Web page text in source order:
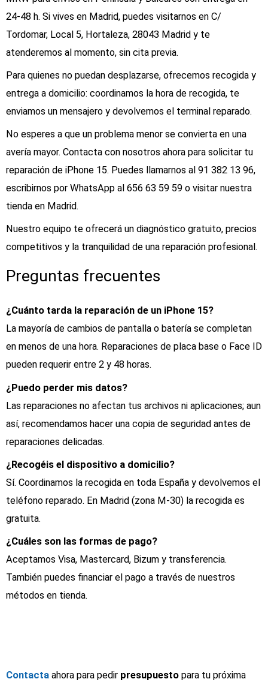
24‑48 h. Si vives en Madrid, puedes visitarnos en C/
Tordomar, Local 5, Hortaleza, 28043 Madrid y te
atenderemos al momento, sin cita previa.
Para quienes no puedan desplazarse, ofrecemos recogida y
entrega a domicilio: coordinamos la hora de recogida, te
enviamos un mensajero y devolvemos el terminal reparado.
No esperes a que un problema menor se convierta en una
avería mayor. Contacta con nosotros ahora para solicitar tu
reparación de iPhone 15. Puedes llamarnos al 91 382 13 96,
escribirnos por WhatsApp al 656 63 59 59 o visitar nuestra
tienda en Madrid.
Nuestro equipo te ofrecerá un diagnóstico gratuito, precios
competitivos y la tranquilidad de una reparación profesional.
Preguntas frecuentes
¿Cuánto tarda la reparación de un iPhone 15?
La mayoría de cambios de pantalla o batería se completan
en menos de una hora. Reparaciones de placa base o Face ID
pueden requerir entre 2 y 48 horas.
¿Puedo perder mis datos?
Las reparaciones no afectan tus archivos ni aplicaciones; aun
así, recomendamos hacer una copia de seguridad antes de
reparaciones delicadas.
¿Recogéis el dispositivo a domicilio?
Sí. Coordinamos la recogida en toda España y devolvemos el
teléfono reparado. En Madrid (zona M‑30) la recogida es
gratuita.
¿Cuáles son las formas de pago?
Aceptamos Visa, Mastercard, Bizum y transferencia.
También puedes financiar el pago a través de nuestros
métodos en tienda.
Contacta ahora para pedir presupuesto para tu próxima